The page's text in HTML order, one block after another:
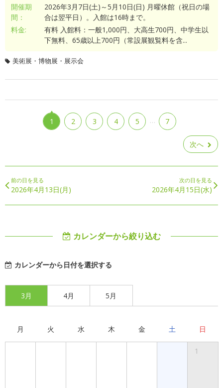
開催期
間：
2026年3月7日(土)～5月10日(日) 月曜休館（祝日の場
合は翌平日）。入館は16時まで。
料金:
有料 入館料：一般1,000円、大高生700円、中学生以
下無料、65歳以上700円（常設展観覧料を含...
美術展・博物展・展示会
1 2 3 4 5 … 7
次へ
前の日を見る
2026年4月13日(月)
次の日を見る
2026年4月15日(水)
カレンダーから絞り込む
カレンダーから日付を選択する
3月 4月 5月
月 火 水 木 金 土 日
1